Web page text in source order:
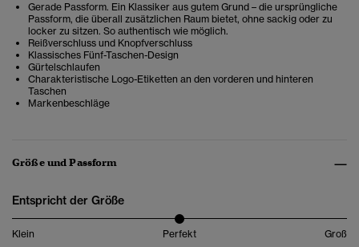
Gerade Passform. Ein Klassiker aus gutem Grund – die ursprüngliche
Passform, die überall zusätzlichen Raum bietet, ohne sackig oder zu
locker zu sitzen. So authentisch wie möglich.
Reißverschluss und Knopfverschluss
Klassisches Fünf-Taschen-Design
Gürtelschlaufen
Charakteristische Logo-Etiketten an den vorderen und hinteren
Taschen
Markenbeschläge
Größe und Passform
Entspricht der Größe
Klein Perfekt Groß